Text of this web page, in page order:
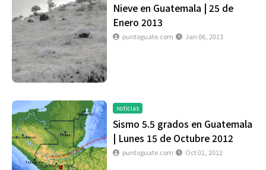
Nieve en Guatemala | 25 de
Enero 2013
puntoguate.com Jan 06, 2013
noticias
Sismo 5.5 grados en Guatemala
| Lunes 15 de Octubre 2012
puntoguate.com Oct 01, 2012